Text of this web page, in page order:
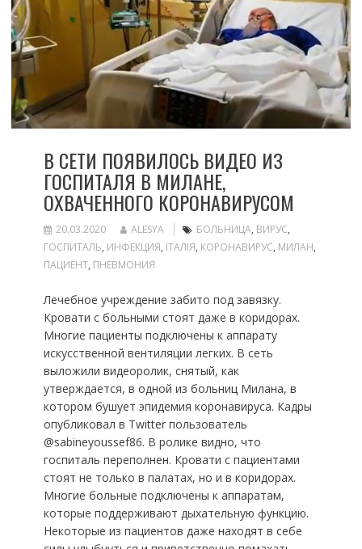
В СЕТИ ПОЯВИЛОСЬ ВИДЕО ИЗ
ГОСПИТАЛЯ В МИЛАНЕ,
ОХВАЧЕННОГО КОРОНАВИРУСОМ
20.03.2020 ALESYA БОЛЬНИЦА, ВИРУС,
ГОСПИТАЛЬ, ИНФЕКЦИЯ, ІТАЛІЯ, КОРОНАВИРУС, МИЛАН,
ПАЦИЕНТ, ПНЕВМОНИЯ
Лечебное учреждение забито под завязку.
Кровати с больными стоят даже в коридорах.
Многие пациенты подключены к аппарату
искусственной вентиляции легких. В сеть
выложили видеоролик, снятый, как
утверждается, в одной из больниц Милана, в
котором бушует эпидемия коронавируса. Кадры
опубликовал в Twitter пользователь
@sabineyoussef86. В ролике видно, что
госпиталь переполнен. Кровати с пациентами
стоят не только в палатах, но и в коридорах.
Многие больные подключены к аппаратам,
которые поддерживают дыхательную функцию.
Некоторые из пациентов даже находят в себе